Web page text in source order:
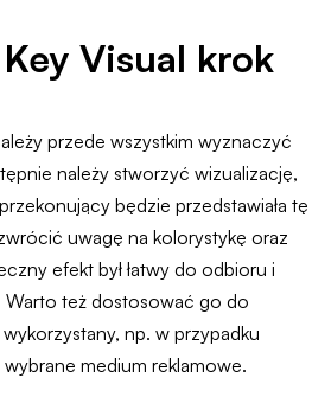
Visual krok
przede wszystkim wyznaczyć
należy stworzyć wizualizację,
będzie przedstawiała tę
uwagę na kolorystykę oraz
efekt był łatwy do odbioru i
Warto też dostosować go do
np. w przypadku
medium reklamowe.